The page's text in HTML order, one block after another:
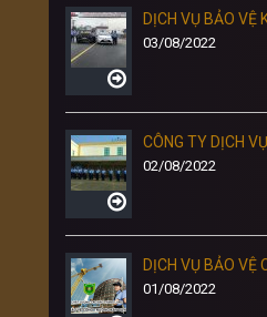
DỊCH VỤ BẢO VỆ
03/08/2022
CÔNG TY DỊCH
02/08/2022
DỊCH VỤ BẢO VỆ
01/08/2022